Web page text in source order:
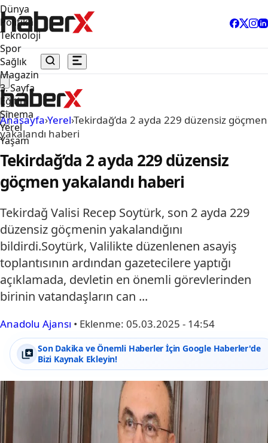
Dünya
Politika
Teknoloji
Spor
Sağlık
Magazin
3. Sayfa
Eğitim
Sinema
Yerel
Yaşam
Anasayfa›Yerel›Tekirdağ’da 2 ayda 229 düzensiz göçmen
yakalandı haberi
Tekirdağ’da 2 ayda 229 düzensiz
göçmen yakalandı haberi
Tekirdağ Valisi Recep Soytürk, son 2 ayda 229
düzensiz göçmenin yakalandığını
bildirdi.Soytürk, Valilikte düzenlenen asayiş
toplantısının ardından gazetecilere yaptığı
açıklamada, devletin en önemli görevlerinden
birinin vatandaşların can ...
Anadolu Ajansı • Eklenme: 05.03.2025 - 14:54
Son Dakika ve Önemli Haberler İçin Google Haberler'de
Bizi Kaynak Ekleyin!